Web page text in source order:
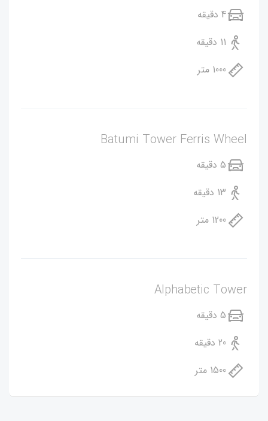
4 دقیقه
11 دقیقه
1000 متر
Batumi Tower Ferris Wheel
5 دقیقه
13 دقیقه
1200 متر
Alphabetic Tower
5 دقیقه
20 دقیقه
1500 متر